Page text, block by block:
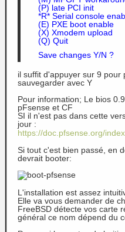
(P) late PCI init
*R* Serial console
(E) PXE boot enable
(X) Xmodem upload
(Q) Quit
Save changes Y/N ?
il suffit d'appuyer sur 9 pour
sauvegarder avec Y
Pour information; Le bios
pFsense et CF
SI il n'est pas dans cette
jour :
https://doc.pfsense.org/
Si tout c'est bien passé, en
devrait booter:
L'installation est assez
Elle va vous demander de
FreeBSD détecte vos carte
général ce nom dépend du